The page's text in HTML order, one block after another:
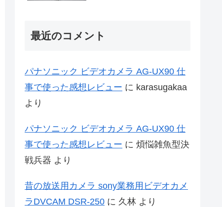
最近のコメント
パナソニック ビデオカメラ AG-UX90 仕
事で使った感想レビュー に karasugakaa
より
パナソニック ビデオカメラ AG-UX90 仕
事で使った感想レビュー に 煩悩雑魚型決
戦兵器 より
昔の放送用カメラ sony業務用ビデオカメ
ラDVCAM DSR-250 に 久林 より